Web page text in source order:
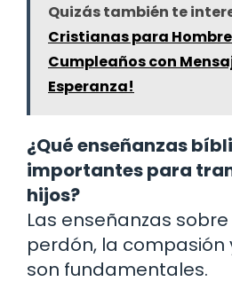
Quizás también te
Cristianas para
Cumpleaños con
Esperanza!
¿Qué enseñanzas
importantes para
hijos?
Las enseñanzas
perdón, la compasión
son fundamentales.